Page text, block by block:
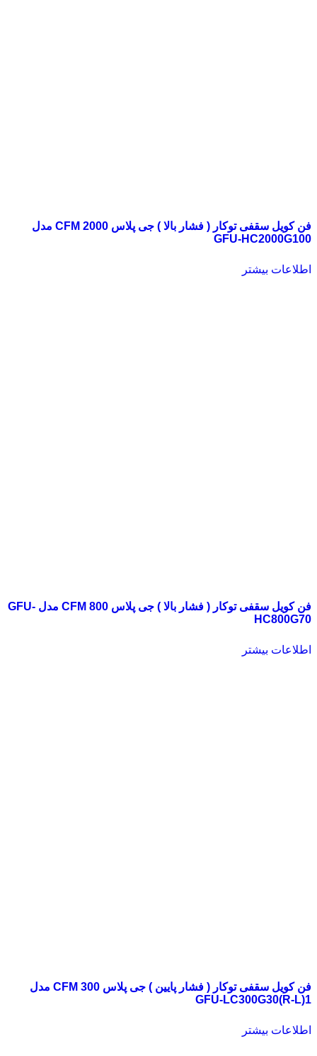
فن کویل سقفی توکار ( فشار بالا ) جی پلاس 2000 CFM مدل
GFU-HC2000G100
اطلاعات بیشتر
فن کویل سقفی توکار ( فشار بالا ) جی پلاس 800 CFM مدل GFU-
HC800G70
اطلاعات بیشتر
فن کویل سقفی توکار ( فشار پایین ) جی پلاس 300 CFM مدل
GFU-LC300G30(R-L)1
اطلاعات بیشتر